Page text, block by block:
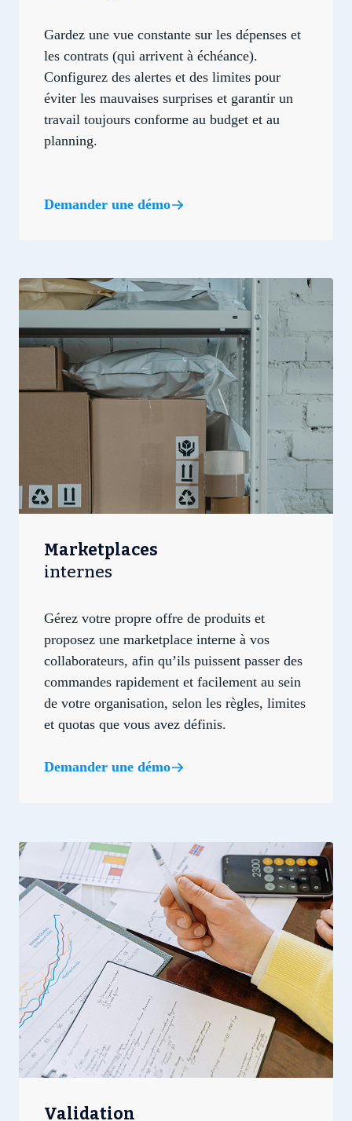
Gardez une vue constante sur les dépenses et
les contrats (qui arrivent à échéance).
Configurez des alertes et des limites pour
éviter les mauvaises surprises et garantir un
travail toujours conforme au budget et au
planning.
Demander une démo
Marketplaces
internes
Gérez votre propre offre de produits et
proposez une marketplace interne à vos
collaborateurs, afin qu’ils puissent passer des
commandes rapidement et facilement au sein
de votre organisation, selon les règles, limites
et quotas que vous avez définis.
Demander une démo
Validation